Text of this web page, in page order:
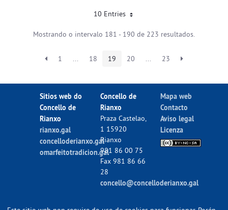
10 Entries
Mostrando o intervalo 181 - 190 de 223 resultados.
1 ... 18 19 20 ... 23
Sitios web do
Concello de
Rianxo
rianxo.gal
concelloderianxo.gal
omarfeitotradicion.gal
Concello de
Rianxo
Praza Castelao,
1 15920
Rianxo
981 86 00 75
Fax 981 86 66
28
concello@concelloderianxo.gal
Mapa web
Contacto
Aviso legal
Licenza